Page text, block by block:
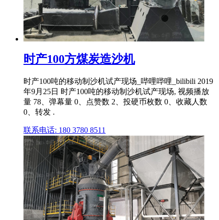
时产100方煤炭造沙机
时产100吨的移动制沙机试产现场_哔哩哔哩_bilibili 2019
年9月25日 时产100吨的移动制沙机试产现场, 视频播放
量 78、弹幕量 0、点赞数 2、投硬币枚数 0、收藏人数
0、转发 .
联系电话: 180 3780 8511